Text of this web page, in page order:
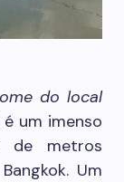
do local
é um imenso
de metros
Um